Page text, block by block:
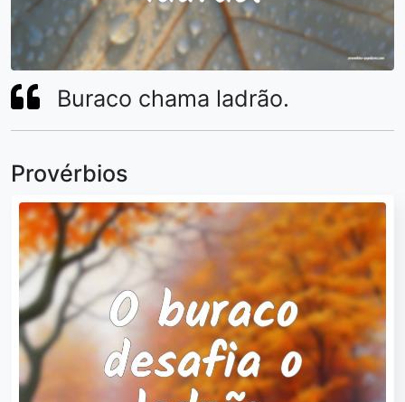
Buraco chama ladrão.
Provérbios